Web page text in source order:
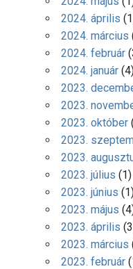
2024. április
2024. március
2024. február
2024. január
2023.
2023.
2023. október
2023.
2023.
2023. július (1)
2023. június
2023. május
2023. április
2023. március
2023. február